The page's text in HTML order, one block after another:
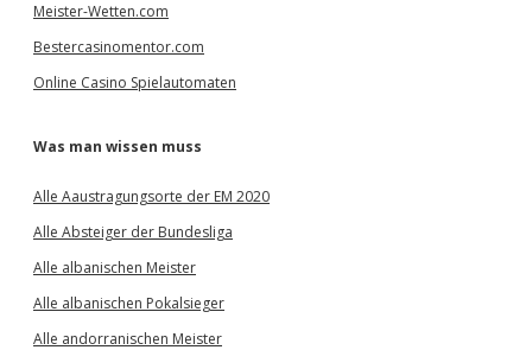
Meister-Wetten.com
Bestercasinomentor.com
Online Casino Spielautomaten
Was man wissen muss
Alle Aaustragungsorte der EM 2020
Alle Absteiger der Bundesliga
Alle albanischen Meister
Alle albanischen Pokalsieger
Alle andorranischen Meister